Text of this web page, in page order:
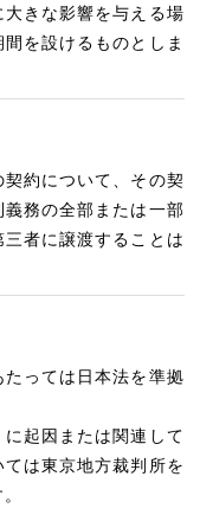
きな影響を与える場
を設けるものとしま
約について、その契
務の全部または一部
者に譲渡することは
っては日本法を準拠
起因または関連して
は東京地方裁判所を